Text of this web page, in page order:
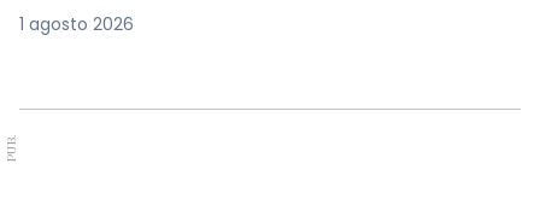
1 agosto 2026
PUB.